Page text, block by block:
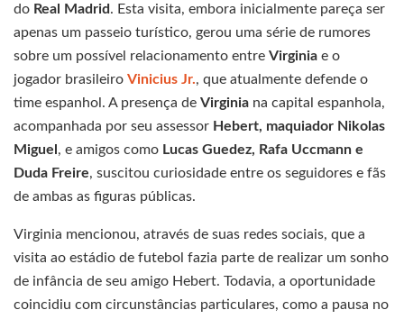
do Real Madrid. Esta visita, embora inicialmente pareça ser
apenas um passeio turístico, gerou uma série de rumores
sobre um possível relacionamento entre Virginia e o
jogador brasileiro Vinicius Jr., que atualmente defende o
time espanhol. A presença de Virginia na capital espanhola,
acompanhada por seu assessor Hebert, maquiador Nikolas
Miguel , e amigos como Lucas Guedez, Rafa Uccmann e
Duda Freire, suscitou curiosidade entre os seguidores e fãs
de ambas as figuras públicas.
Virginia mencionou, através de suas redes sociais, que a
visita ao estádio de futebol fazia parte de realizar um sonho
de infância de seu amigo Hebert. Todavia, a oportunidade
coincidiu com circunstâncias particulares, como a pausa no